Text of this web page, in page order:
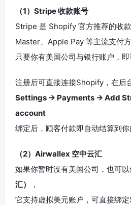
（1）Stripe 收款账号
Stripe 是 Shopify 官方推荐的收款
Master、Apple Pay 等主流支付方
只要你有美国公司与银行账户，即
注册后可直接连接Shopify，在后
Settings → Payments → Add
account
绑定后，顾客付款即自动结算到你
（2）Airwallex 空中云汇
如果你暂时没有美国公司，也可以
汇）
，
它支持虚拟美元账户，可直接绑